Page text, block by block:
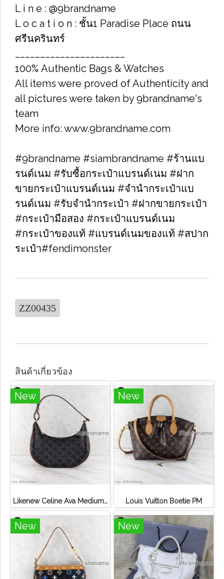
L i n e : @9brandname
L o c a t i o n : ชั้น1 Paradise Place ถนน
ศรีนครินทร์
100% Authentic Bags & Watches
All items were proved of Authenticity and
all pictures were taken by 9brandname's
team
More info: www.9brandname.com
#9brandname #siambrandname #ร้านแบ
รนด์เนม #รับซื้อกระเป๋าแบรนด์เนม​ #ฝาก
ขายกระเป๋าแบรนด์เนม​ #จำนำกระเป๋าแบ
รนด์เนม​ #รับจำนำกระเป๋า #ฝากขายกระเป๋า
#กระเป๋ามือสอง​ #กระเป๋าแบรนด์เนม​
#กระเป๋าของแท้​ #แบรนด์เนมของแท้ #สปาก
ระเป๋า#fendimonster
ZZ00435
สินค้าเกี่ยวข้อง
New
Likenew Celine Ava Medium Triomphe Canvas
New
Louis Vuitton Boetie PM
New New